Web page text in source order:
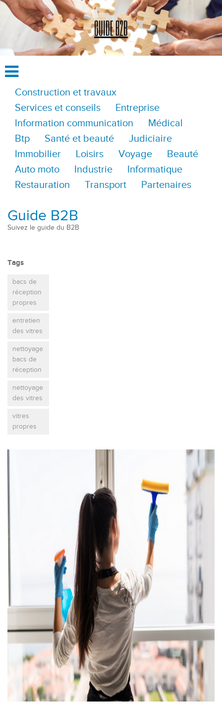
Construction et travaux
Services et conseils
Entreprise
Information communication
Médical
Btp
Santé et beauté
Judiciaire
Immobilier
Loisirs Voyage
Beauté
Auto moto
Industrie
Informatique
Restauration
Transport Partenaires
Guide B2B
Suivez le guide du B2B
Tags
bacs de
réception
propres
entretien
des vitres
nettoyage
bacs de
réception
nettoyage
des vitres
vitres
propres